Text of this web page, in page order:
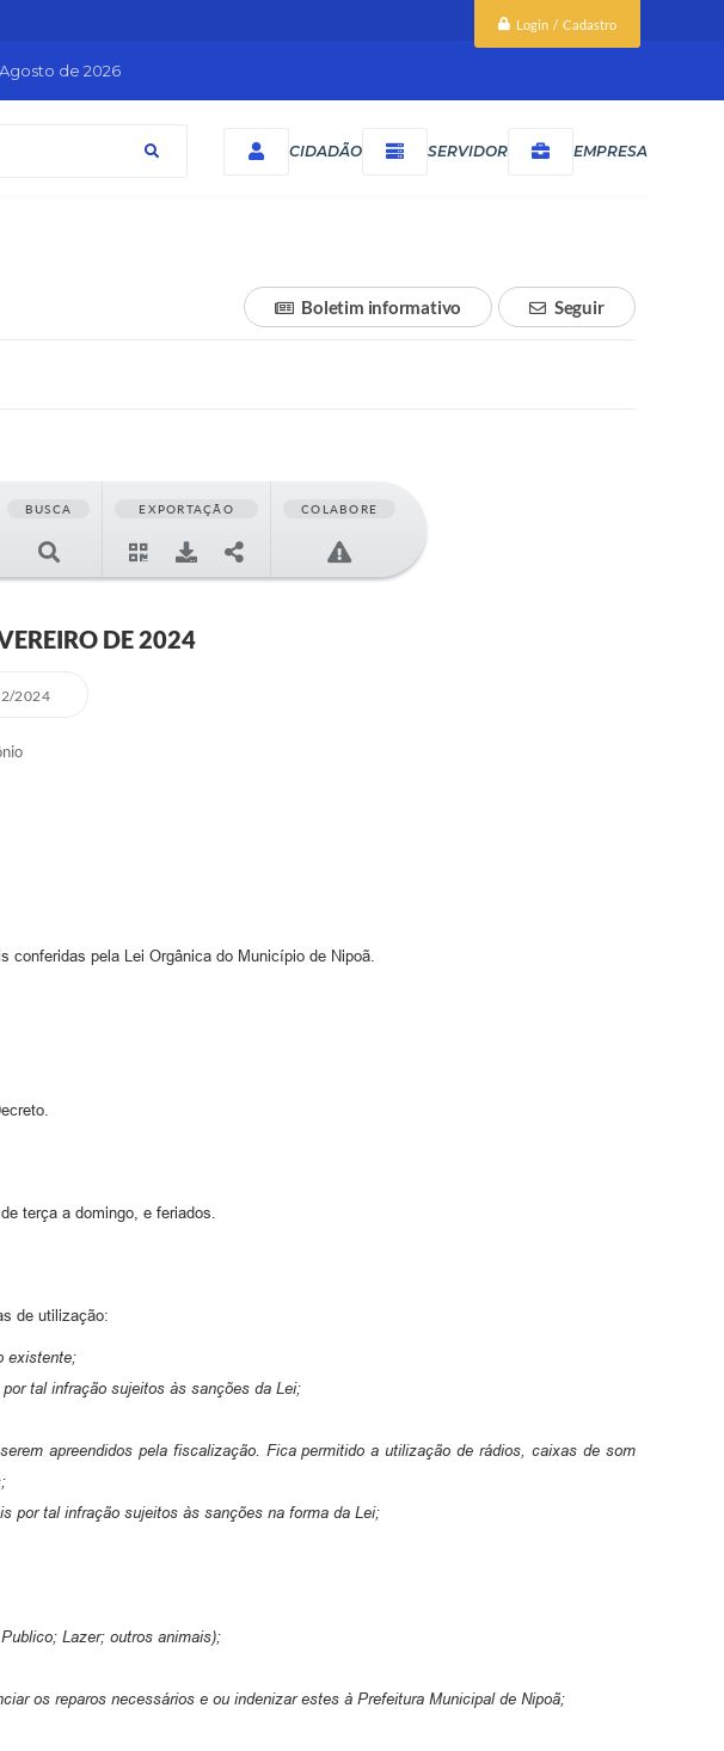
Login / Cadastro
CIDADÃO SERVIDOR EMPRESA
de 2026
Seguir
Boletim informativo
BUSCA EXPORTAÇÃO COLABORE
DE 2024
2024
pela Lei Orgânica do Município de Nipoã.
terça a domingo, e feriados.
de utilização:
existente;
tal infração sujeitos às sanções da Lei;
apreendidos pela fiscalização. Fica permitido a utilização de rádios, caixas de som
por tal infração sujeitos às sanções na forma da Lei;
Lazer; outros animais);
os reparos necessários e ou indenizar estes à Prefeitura Municipal de Nipoã;